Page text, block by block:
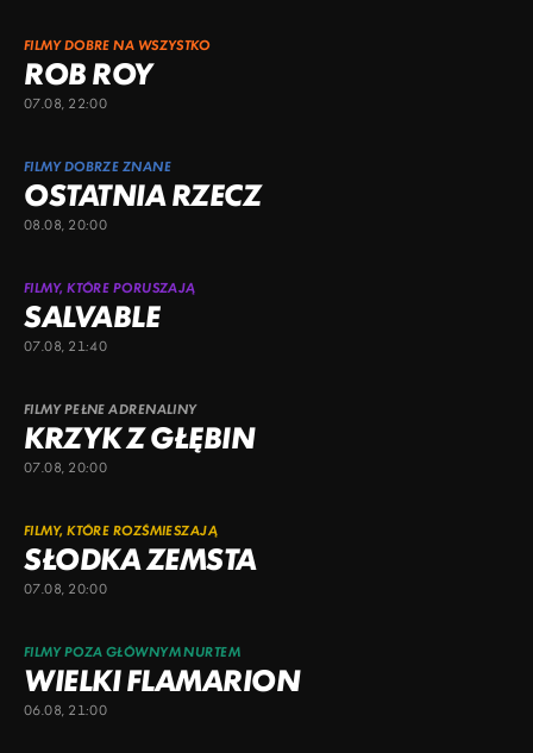
FILMY DOBRE NA WSZYSTKO
ROB ROY
07.08, 22:00
FILMY DOBRZE ZNANE
OSTATNIA RZECZ
08.08, 20:00
FILMY, KTÓRE PORUSZAJĄ
SALVABLE
07.08, 21:40
FILMY PEŁNE ADRENALINY
KRZYK Z GŁĘBIN
07.08, 20:00
FILMY, KTÓRE ROZŚMIESZAJĄ
SŁODKA ZEMSTA
07.08, 20:00
FILMY POZA GŁÓWNYM NURTEM
WIELKI FLAMARION
06.08, 21:00